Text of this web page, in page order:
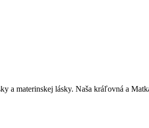
a materinskej lásky. Naša kráľovná a